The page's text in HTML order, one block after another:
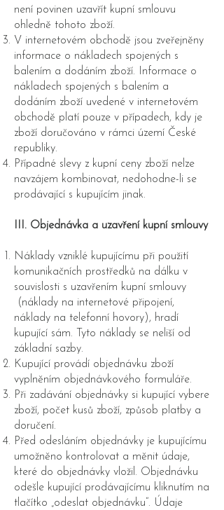
není povinen uzavřít kupní smlouvu
ohledně tohoto zboží.
V internetovém obchodě jsou zveřejněny
informace o nákladech spojených s
balením a dodáním zboží. Informace o
nákladech spojených s balením a
dodáním zboží uvedené v internetovém
obchodě platí pouze v případech, kdy je
zboží doručováno v rámci území České
republiky.
Případné slevy z kupní ceny zboží nelze
navzájem kombinovat, nedohodne-li se
prodávající s kupujícím jinak.
III. Objednávka a uzavření kupní smlouvy
Náklady vzniklé kupujícímu při použití
komunikačních prostředků na dálku v
souvislosti s uzavřením kupní smlouvy
(náklady na internetové připojení,
náklady na telefonní hovory), hradí
kupující sám. Tyto náklady se neliší od
základní sazby.
Kupující provádí objednávku zboží
vyplněním objednávkového formuláře.
Při zadávání objednávky si kupující vybere
zboží, počet kusů zboží, způsob platby a
doručení.
Před odesláním objednávky je kupujícímu
umožněno kontrolovat a měnit údaje,
které do objednávky vložil. Objednávku
odešle kupující prodávajícímu kliknutím na
tlačítko „odeslat objednávku“. Údaje